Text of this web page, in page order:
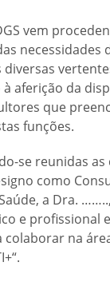
vem
necessidades
aferição da
que
funções.
se reunidas as
como
a Dra.
e profissional
colaborar na